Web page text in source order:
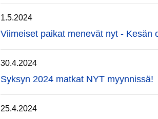
1.5.2024
Viimeiset paikat menevät nyt - Kesän
30.4.2024
Syksyn 2024 matkat NYT myynnissä!
25.4.2024